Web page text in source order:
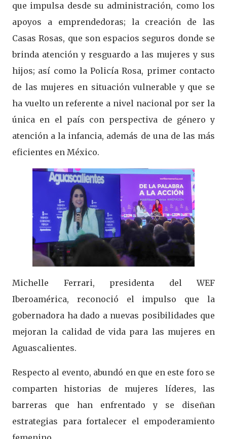
que impulsa desde su administración, como los
apoyos a emprendedoras; la creación de las
Casas Rosas, que son espacios seguros donde se
brinda atención y resguardo a las mujeres y sus
hijos; así como la Policía Rosa, primer contacto
de las mujeres en situación vulnerable y que se
ha vuelto un referente a nivel nacional por ser la
única en el país con perspectiva de género y
atención a la infancia, además de una de las más
eficientes en México.
Michelle Ferrari, presidenta del WEF
Iberoamérica, reconoció el impulso que la
gobernadora ha dado a nuevas posibilidades que
mejoran la calidad de vida para las mujeres en
Aguascalientes.
Respecto al evento, abundó en que en este foro se
comparten historias de mujeres líderes, las
barreras que han enfrentado y se diseñan
estrategias para fortalecer el empoderamiento